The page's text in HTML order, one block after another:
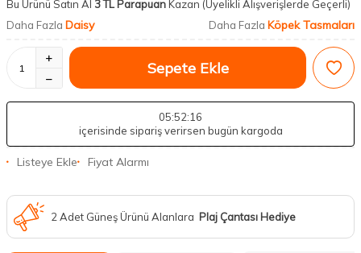
Bu Ürünü Satın Al 3 TL ParapuanKazan (Üyelikli Alışverişlerde Geçerli)
Daha Fazla Daisy Daha Fazla Köpek Tasmaları
Sepete Ekle
05:52:15
içerisinde sipariş verirsen bugün kargoda
Listeye Ekle Fiyat Alarmı
2 Adet Güneş Ürünü Alanlara Plaj Çantası Hediye